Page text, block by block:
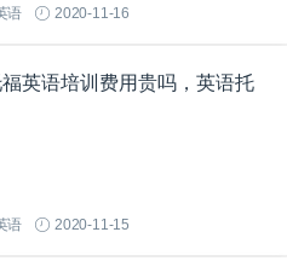
语 2020-11-16
英语培训费用贵吗，英语托
语 2020-11-15